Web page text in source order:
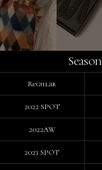
Season
Regular
2022 SPOT
2022AW
2023 SPOT